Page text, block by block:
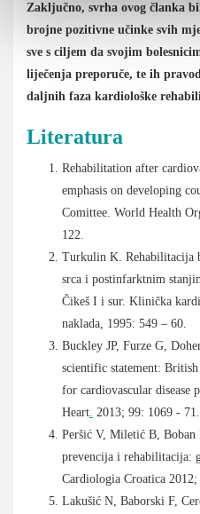
Zaključno, svrha ovog članka
brojne pozitivne učinke svih
sve s ciljem da svojim
liječenja preporuče, te ih
daljnih faza kardiološke
Literatura
Rehabilitation after
emphasis on developing
Comittee. World Health
122.
Turkulin K. Rehabilitacija
srca i postinfarktnim
Čikeš I i sur. Klinička
naklada, 1995: 549 – 60.
Buckley JP, Furze G,
scientific statement: British
for cardiovascular disease
Heart. 2013; 99: 1069 - 71.
Peršić V, Miletić B,
prevencija i rehabilitacija:
Cardiologia Croatica
Lakušić N, Baborski F,